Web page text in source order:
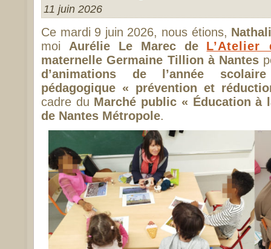
11 juin 2026
Ce mardi 9 juin 2026, nous étions,
moi Aurélie Le Marec de L’Atelier
maternelle Germaine Tillion à Nantes
d’animations de l’année
pédagogique « prévention et
cadre du Marché public « Éducation à
de Nantes Métropole.